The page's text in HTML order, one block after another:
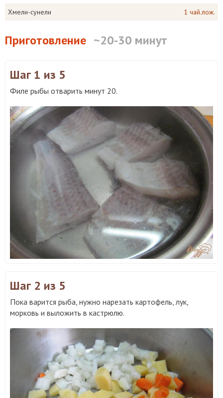
Хмели-сунели
1 чай.лож.
Приготовление ~20-30 минут
Шаг 1 из 5
Филе рыбы отварить минут 20.
Шаг 2 из 5
Пока варится рыба, нужно нарезать картофель, лук,
морковь и выложить в кастрюлю.